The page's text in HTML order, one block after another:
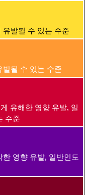
발될 수 있는 수준
될 수 있는 수준
유해한 영향 유발, 일
수준
영향 유발, 일반인도